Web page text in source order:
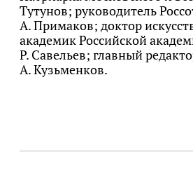
Тутунов; руководитель
А. Примаков; доктор
академик Российской
Р. Савельев; главный
А. Кузьменков.